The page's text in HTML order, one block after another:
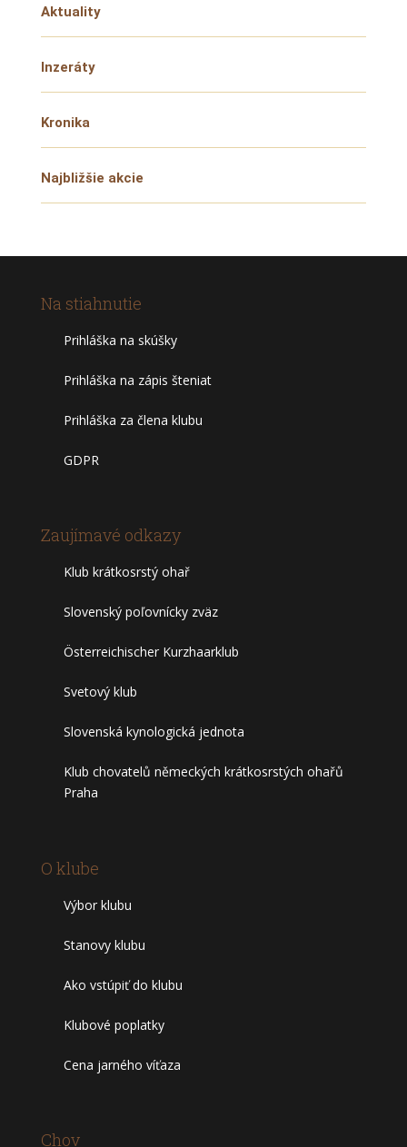
Aktuality
Inzeráty
Kronika
Najbližšie akcie
Na stiahnutie
Prihláška na skúšky
Prihláška na zápis šteniat
Prihláška za člena klubu
GDPR
Zaujímavé odkazy
Klub krátkosrstý ohař
Slovenský poľovnícky zväz
Österreichischer Kurzhaarklub
Svetový klub
Slovenská kynologická jednota
Klub chovatelů německých krátkosrstých ohařů
Praha
O klube
Výbor klubu
Stanovy klubu
Ako vstúpiť do klubu
Klubové poplatky
Cena jarného víťaza
Chov